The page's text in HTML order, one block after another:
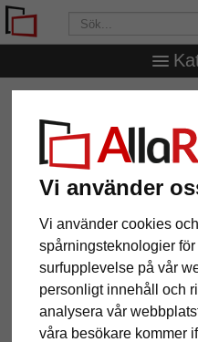
Vi använder
Vi använder cookies
spårningsteknologier för
surfupplevelse på vår
personligt innehåll och
analysera vår
våra besökare kommer
12 Artiklar
Grid